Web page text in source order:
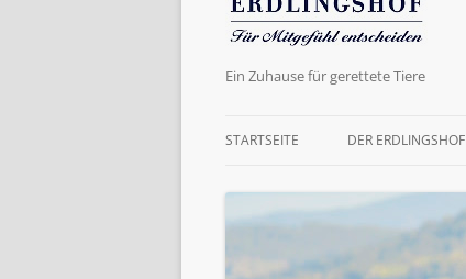
Ein Zuhause für gerettete Tiere
STARTSEITE DER ERDLINGSHOF
DER NAME